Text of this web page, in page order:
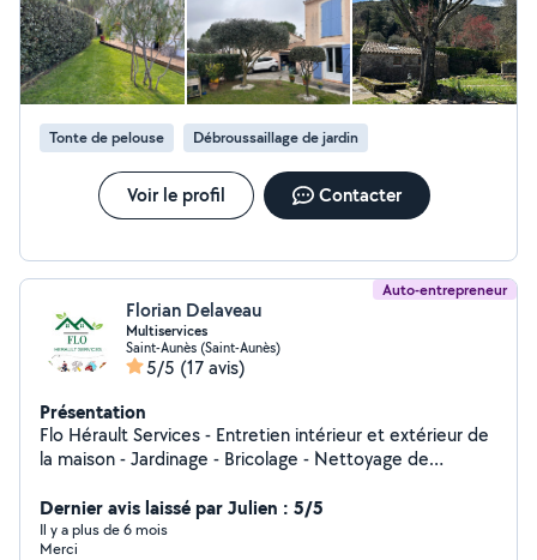
Tonte de pelouse Débroussaillage de jardin
Voir le profil Contacter
Auto-entrepreneur
Florian Delaveau
Multiservices
Saint-Aunès (Saint-Aunès)
5/5 (17 avis)
Présentation
Flo Hérault Services - Entretien intérieur et extérieur de
la maison - Jardinage - Bricolage - Nettoyage de
Dernier avis laissé par Julien : 5/5
Il y a plus de 6 mois
Merci